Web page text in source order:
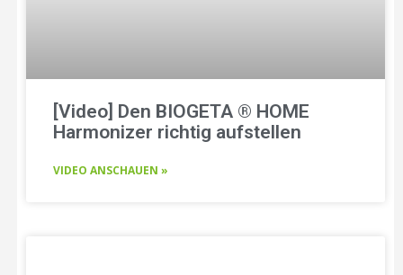
[Video] Den BIOGETA ® HOME
Harmonizer richtig aufstellen
VIDEO ANSCHAUEN »